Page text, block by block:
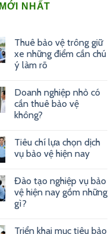
NHẤT
Thuê bảo vệ trông giữ
xe những điểm cần chú
ý làm rõ
Doanh nghiệp nhỏ có
cần thuê bảo vệ
không?
Tiêu chí lựa chọn dịch
vụ bảo vệ hiện nay
Đào tạo nghiệp vụ bảo
vệ hiện nay gồm những
gì?
Triển khai mục tiêu bảo